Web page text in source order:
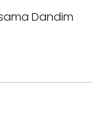
Dandim